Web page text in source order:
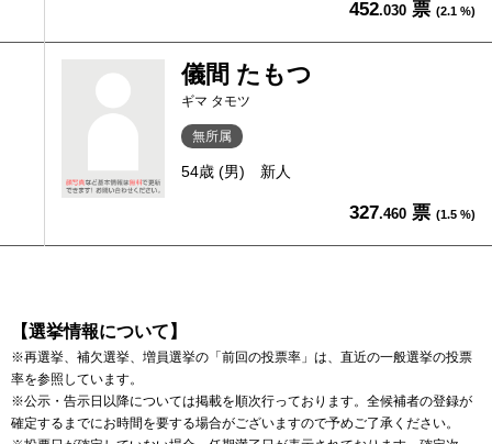
452.030 票 (2.1 %)
儀間 たもつ
ギマ タモツ
無所属
54歳 (男) 新人
327.460 票 (1.5 %)
【選挙情報について】
※再選挙、補欠選挙、増員選挙の「前回の投票率」は、直近の一般選挙の投票
率を参照しています。
※公示・告示日以降については掲載を順次行っております。全候補者の登録が
確定するまでにお時間を要する場合がございますので予めご了承ください。